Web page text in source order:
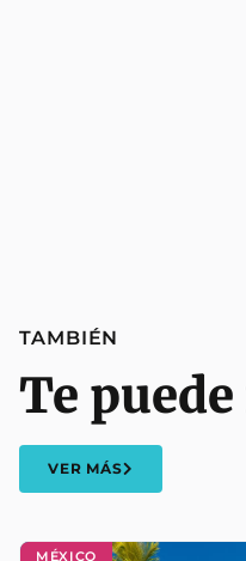
MÉXICO
TAMBIÉN
Te
VER MÁS